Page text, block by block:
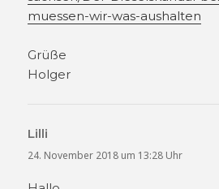
muessen-wir-was-aushalten
Grüße
Holger
Lilli
24. November 2018 um 13:28 Uhr